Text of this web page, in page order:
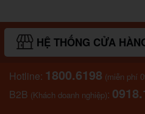
HỆ THỐNG CỬA
Hotline: 1800.6198 (miễn phí
B2B (Khách doanh nghiệp):